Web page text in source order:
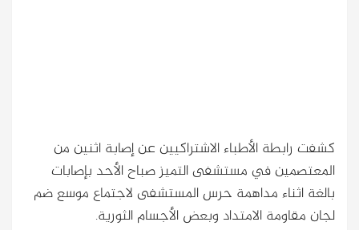
كشفت رابطة الأطباء الاشتراكيين عن إصابة اثنين من
المعتصمين في مستشفى التميز صباح الأحد بإصابات
بالغة اثناء مداهمة حرس المستشفى لاجتماع موسع ضم
لجان مقاومة الامتداد وبعض الأجسام الثورية.